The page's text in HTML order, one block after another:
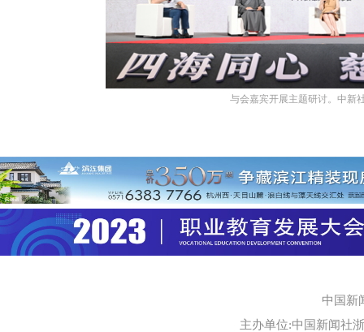
与会嘉宾开展主题研讨。中新
中国新
主办单位:中国新闻社